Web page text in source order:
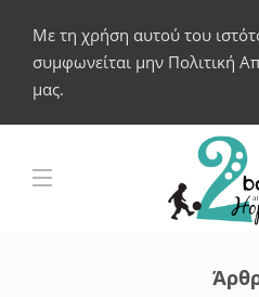
Με τη χρήση αυτού του
συμφωνείται μην Πολιτική
μας.